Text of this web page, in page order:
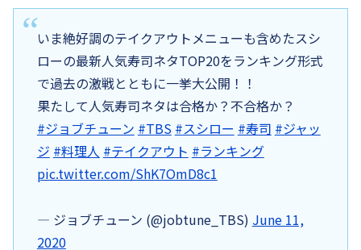
いま絶好調のテイクアウトメニューも含めたスシ
ローの最新人気寿司ネタTOP20をランキング形式
で過去の激戦とともに一挙大公開！！
果たして人気寿司ネタは合格か？不合格か？
#ジョブチューン #TBS #スシロー #寿司 #ジャッ
ジ #料理人 #テイクアウト #ランキング
pic.twitter.com/ShK7OmD8c1
— ジョブチューン (@jobtune_TBS) June 11,
2020